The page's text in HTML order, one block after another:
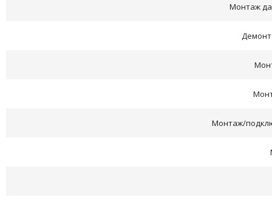
Монтаж
Монтаж/